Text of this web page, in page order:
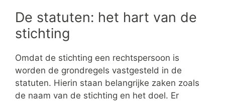
De statuten: het hart van de
stichting
Omdat de stichting een rechtspersoon is
worden de grondregels vastgesteld in de
statuten. Hierin staan belangrijke zaken zoals
de naam van de stichting en het doel. Er